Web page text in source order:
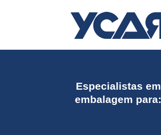
Especialistas em
embalagem para: